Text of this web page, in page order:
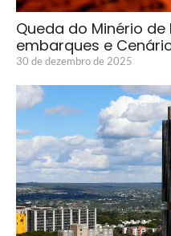
Queda do Minério
embarques e
30 de dezembro de 2025